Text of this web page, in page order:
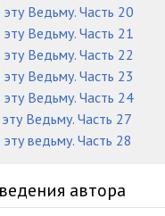
Ведьму. Часть 20
Ведьму. Часть 21
Ведьму. Часть 22
Ведьму. Часть 23
Ведьму. Часть 24
Ведьму. Часть 27
ведьму. Часть 28
автора